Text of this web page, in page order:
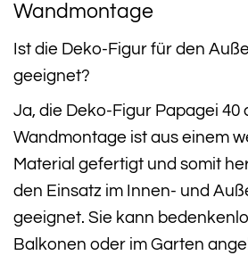
Wandmontage
Ist die Deko-Figur für den
geeignet?
Ja, die Deko-Figur Papagei 40
Wandmontage ist aus einem
Material gefertigt und somit
den Einsatz im Innen- und
geeignet. Sie kann
Balkonen oder im Garten